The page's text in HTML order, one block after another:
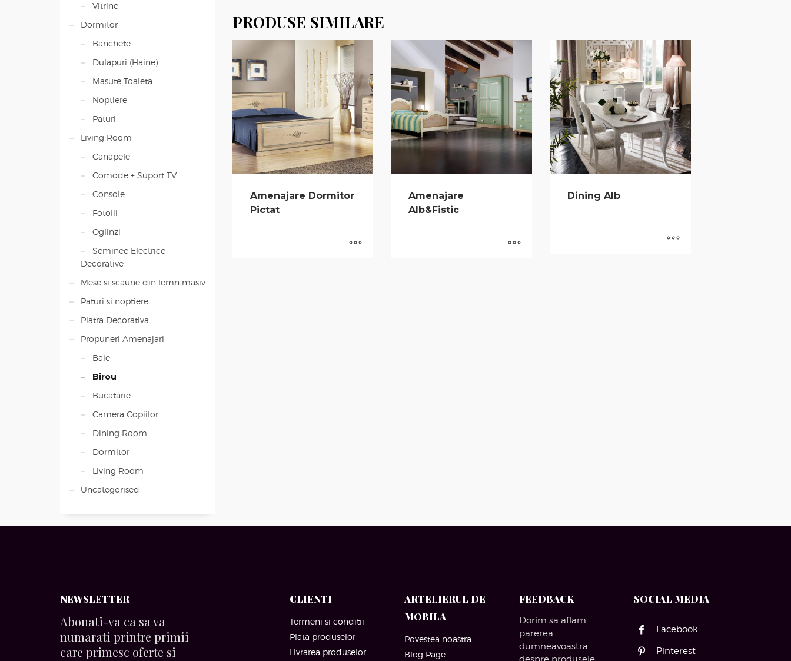
PRODUSE SIMILARE
Amenajare Dormitor
Pictat
Amenajare
Alb&Fistic
Dining Alb
Vitrine
Dormitor
Banchete
Dulapuri (Haine)
Masute Toaleta
Noptiere
Paturi
Living Room
Canapele
Comode + Suport TV
Console
Fotolii
Oglinzi
Seminee Electrice
Decorative
Mese si scaune din lemn masiv
Paturi si noptiere
Piatra Decorativa
Propuneri Amenajari
Baie
Birou
Bucatarie
Camera Copiilor
Dining Room
Dormitor
Living Room
Uncategorised
NEWSLETTER
Abonati-va ca sa va
numarati printre primii
care primesc oferte si
CLIENTI
Termeni si conditii
Plata produselor
Livrarea produselor
ARTELIERUL DE
MOBILA
Povestea noastra
Blog Page
FEEDBACK
Dorim sa aflam
parerea
dumneavoastra
SOCIAL MEDIA
Facebook
Pinterest